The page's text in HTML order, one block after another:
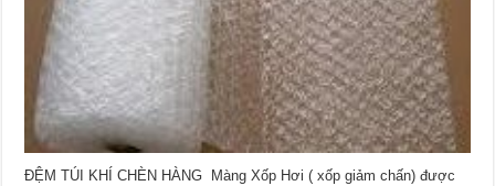
ĐỆM TÚI KHÍ CHÈN HÀNG Màng Xốp Hơi ( xốp giảm chấn) được